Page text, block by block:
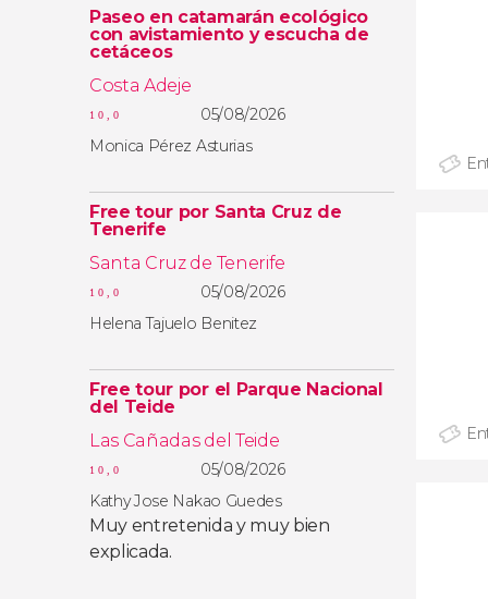
Paseo en catamarán ecológico
con avistamiento y escucha de
cetáceos
Costa Adeje
10,0
05/08/2026
Monica Pérez Asturias
Free tour por Santa Cruz de
Tenerife
Santa Cruz de Tenerife
10,0
05/08/2026
Helena Tajuelo Benitez
Free tour por el Parque Nacional
del Teide
Las Cañadas del Teide
10,0
05/08/2026
Kathy Jose Nakao Guedes
Muy entretenida y muy bien
explicada.